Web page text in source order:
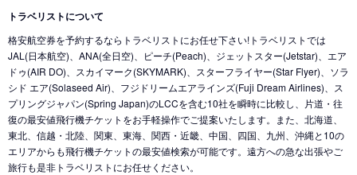
トラベリストについて
格安航空券を予約するならトラベリストにお任せ下さい!トラベリストでは
JAL(日本航空)、ANA(全日空)、ピーチ(Peach)、ジェットスター(Jetstar)、エア
ドゥ(AIR DO)、スカイマーク(SKYMARK)、スターフライヤー(Star Flyer)、ソラ
シド エア(Solaseed Air)、フジドリームエアラインズ(Fuji Dream Airlines)、ス
プリングジャパン(Spring Japan)のLCCを含む10社を瞬時に比較し、片道・往
復の最安値飛行機チケットをお手軽操作でご提案いたします。また、北海道、
東北、信越・北陸、関東、東海、関西・近畿、中国、四国、九州、沖縄と10の
エリアからも飛行機チケットの最安値検索が可能です。遠方への急な出張やご
旅行も是非トラベリストにお任せください。